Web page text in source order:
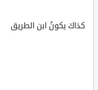
كذاكَ يكونُ ابن الطريق